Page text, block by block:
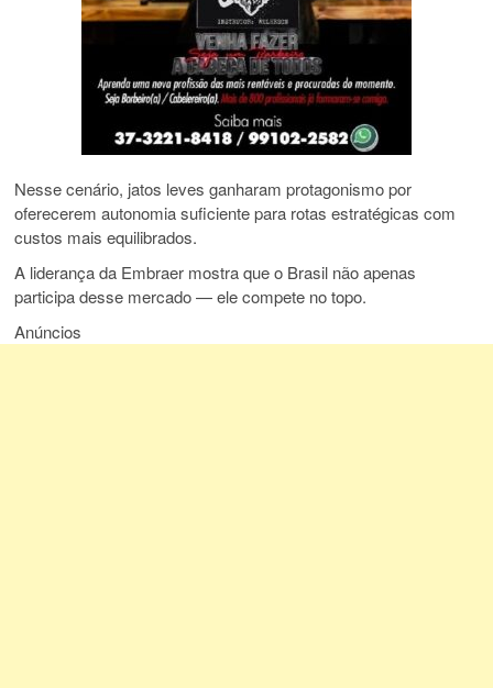
Nesse cenário, jatos leves ganharam protagonismo por
oferecerem autonomia suficiente para rotas estratégicas com
custos mais equilibrados.
A liderança da Embraer mostra que o Brasil não apenas
participa desse mercado — ele compete no topo.
Anúncios